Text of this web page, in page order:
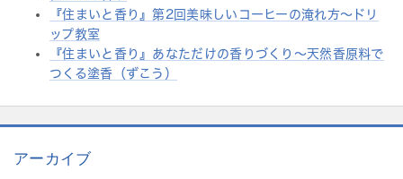
『住まいと香り』第2回美味しいコーヒーの淹れ方～ドリ
ップ教室
『住まいと香り』あなただけの香りづくり～天然香原料で
つくる塗香（ずこう）
アーカイブ